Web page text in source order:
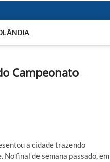
Campeonato
a cidade trazendo
final de semana passado, em